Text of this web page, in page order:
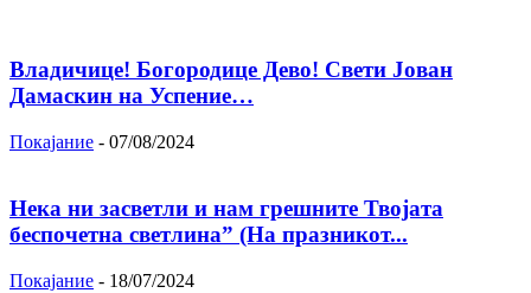
Владичице! Богородице Дево! Свети Јован
Дамаскин на Успение…
Покајание - 07/08/2024
Нека ни засветли и нам грешните Твојата
беспочетна светлина” (На празникот...
Покајание - 18/07/2024